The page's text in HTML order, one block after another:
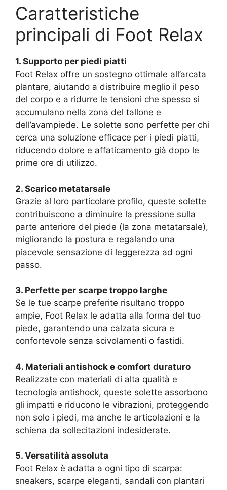
Caratteristiche
principali di Foot Relax
1. Supporto per piedi piatti
Foot Relax offre un sostegno ottimale all’arcata
plantare, aiutando a distribuire meglio il peso
del corpo e a ridurre le tensioni che spesso si
accumulano nella zona del tallone e
dell’avampiede. Le solette sono perfette per chi
cerca una soluzione efficace per i piedi piatti,
riducendo dolore e affaticamento già dopo le
prime ore di utilizzo.
2. Scarico metatarsale
Grazie al loro particolare profilo, queste solette
contribuiscono a diminuire la pressione sulla
parte anteriore del piede (la zona metatarsale),
migliorando la postura e regalando una
piacevole sensazione di leggerezza ad ogni
passo.
3. Perfette per scarpe troppo larghe
Se le tue scarpe preferite risultano troppo
ampie, Foot Relax le adatta alla forma del tuo
piede, garantendo una calzata sicura e
confortevole senza scivolamenti o fastidi.
4. Materiali antishock e comfort duraturo
Realizzate con materiali di alta qualità e
tecnologia antishock, queste solette assorbono
gli impatti e riducono le vibrazioni, proteggendo
non solo i piedi, ma anche le articolazioni e la
schiena da sollecitazioni indesiderate.
5. Versatilità assoluta
Foot Relax è adatta a ogni tipo di scarpa:
sneakers, scarpe eleganti, sandali con plantari